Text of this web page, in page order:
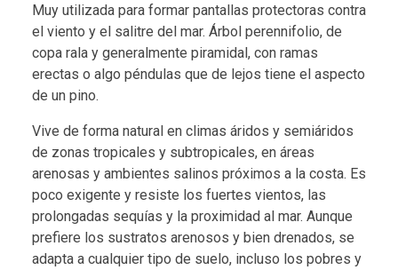
Muy utilizada para formar pantallas protectoras contra
el viento y el salitre del mar. Árbol perennifolio, de
copa rala y generalmente piramidal, con ramas
erectas o algo péndulas que de lejos tiene el aspecto
de un pino.
Vive de forma natural en climas áridos y semiáridos
de zonas tropicales y subtropicales, en áreas
arenosas y ambientes salinos próximos a la costa. Es
poco exigente y resiste los fuertes vientos, las
prolongadas sequías y la proximidad al mar. Aunque
prefiere los sustratos arenosos y bien drenados, se
adapta a cualquier tipo de suelo, incluso los pobres y